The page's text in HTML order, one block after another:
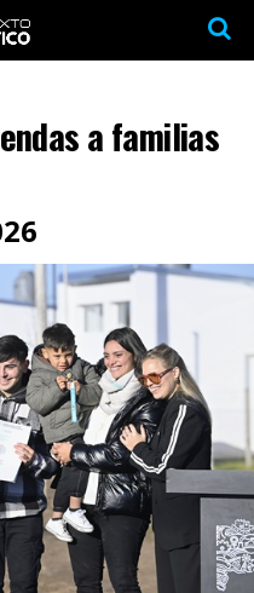
a familias